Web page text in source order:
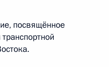
посвящённое